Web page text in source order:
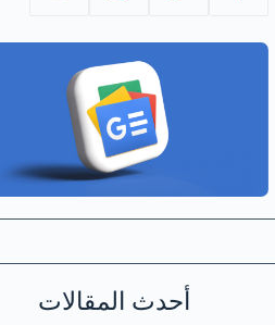
أحدث المقالات